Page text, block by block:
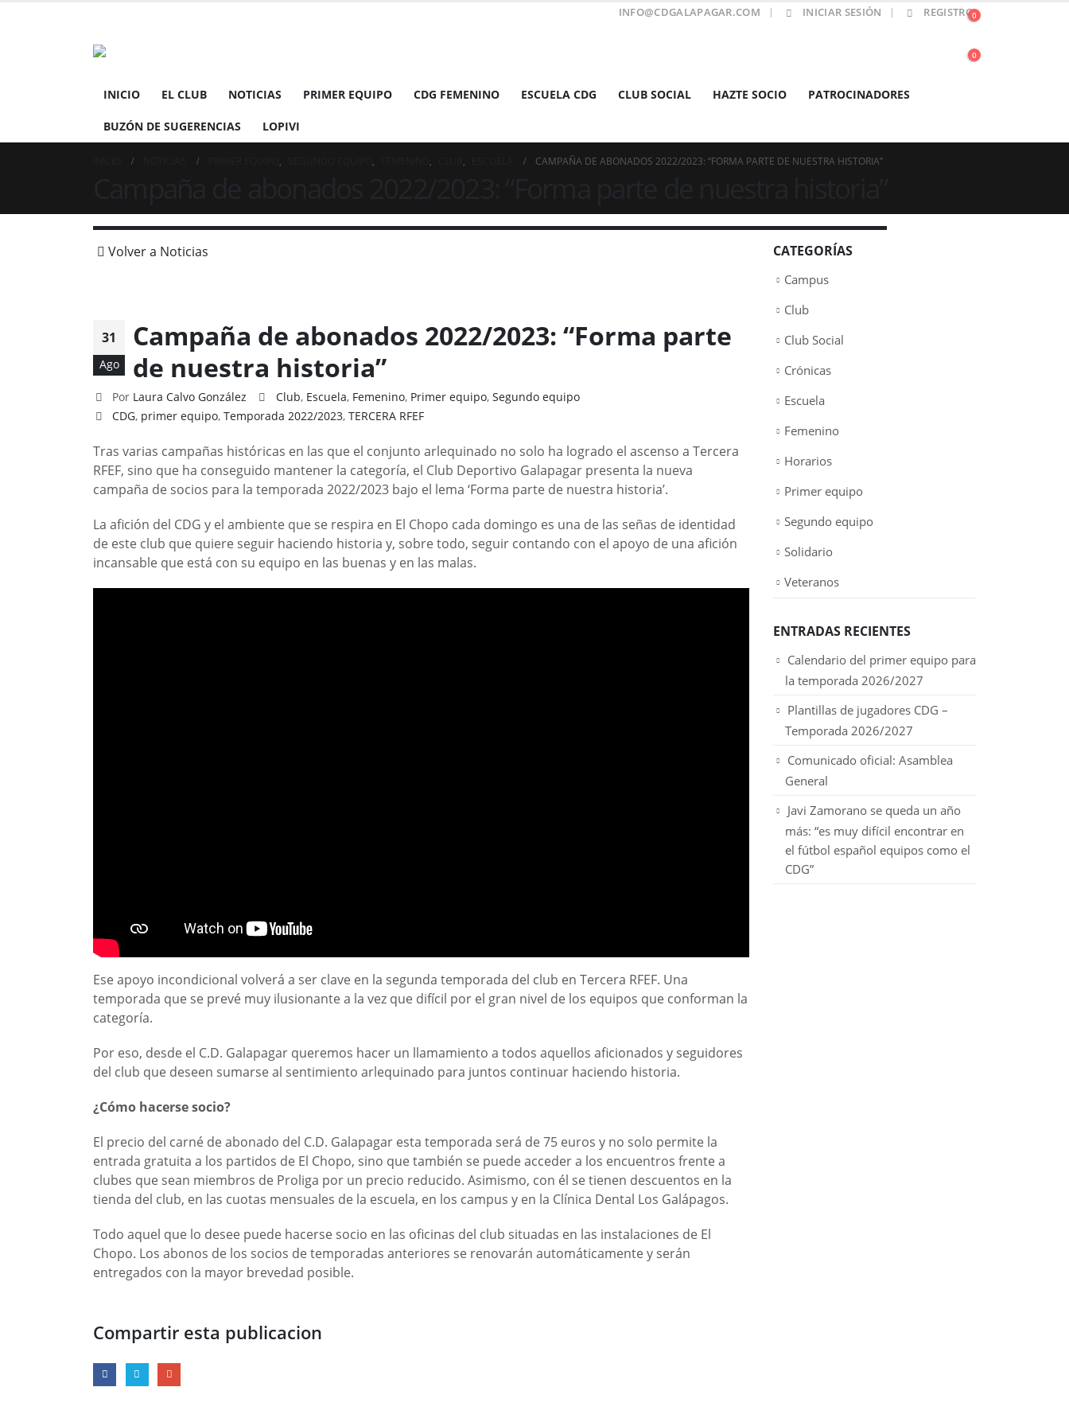
INFO@CDGALAPAGAR.COM INICIAR SESIÓN REGISTRO0
0
INICIO EL CLUB NOTICIAS PRIMER EQUIPO CDG FEMENINO ESCUELA CDG CLUB SOCIAL HAZTE SOCIO PATROCINADORES
BUZÓN DE SUGERENCIAS LOPIVI
, , , , CAMPAÑA DE ABONADOS 2022/2023: “FORMA PARTE DE NUESTRA HISTORIA”
Volver a Noticias
31
Ago
Campaña de abonados 2022/2023: “Forma parte
de nuestra historia”
Por Laura Calvo González Club, Escuela, Femenino, Primer equipo, Segundo equipo
CDG, primer equipo,Temporada 2022/2023,TERCERA RFEF
Tras varias campañas históricas en las que el conjunto arlequinado no solo ha logrado el ascenso a Tercera
RFEF, sino que ha conseguido mantener la categoría, el Club Deportivo Galapagar presenta la nueva
campaña de socios para la temporada 2022/2023 bajo el lema ‘Forma parte de nuestra historia’.
La afición del CDG y el ambiente que se respira en El Chopo cada domingo es una de las señas de identidad
de este club que quiere seguir haciendo historia y, sobre todo, seguir contando con el apoyo de una afición
incansable que está con su equipo en las buenas y en las malas.
Ese apoyo incondicional volverá a ser clave en la segunda temporada del club en Tercera RFEF. Una
temporada que se prevé muy ilusionante a la vez que difícil por el gran nivel de los equipos que conforman la
categoría.
Por eso, desde el C.D. Galapagar queremos hacer un llamamiento a todos aquellos aficionados y seguidores
del club que deseen sumarse al sentimiento arlequinado para juntos continuar haciendo historia.
¿Cómo hacerse socio?
El precio del carné de abonado del C.D. Galapagar esta temporada será de 75 euros y no solo permite la
entrada gratuita a los partidos de El Chopo, sino que también se puede acceder a los encuentros frente a
clubes que sean miembros de Proliga por un precio reducido. Asimismo, con él se tienen descuentos en la
tienda del club, en las cuotas mensuales de la escuela, en los campus y en la Clínica Dental Los Galápagos.
Todo aquel que lo desee puede hacerse socio en las oficinas del club situadas en las instalaciones de El
Chopo. Los abonos de los socios de temporadas anteriores se renovarán automáticamente y serán
entregados con la mayor brevedad posible.
Compartir esta publicacion
CATEGORÍAS
Campus
Club
Club Social
Crónicas
Escuela
Femenino
Horarios
Primer equipo
Segundo equipo
Solidario
Veteranos
ENTRADAS RECIENTES
Calendario del primer equipo para
la temporada 2026/2027
Plantillas de jugadores CDG –
Temporada 2026/2027
Comunicado oficial: Asamblea
General
Javi Zamorano se queda un año
más: “es muy difícil encontrar en
el fútbol español equipos como el
CDG”